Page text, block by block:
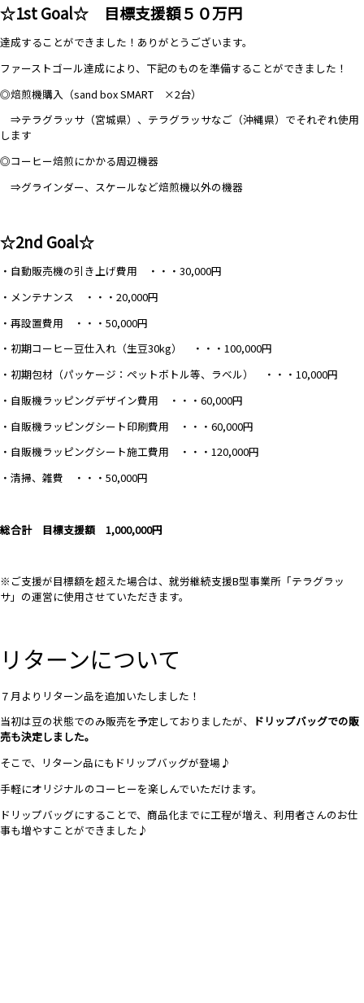
☆1st Goal☆ 目標支援額５０万円
達成することができました！ありがとうございます。
ファーストゴール達成により、下記のものを準備することができました！
◎焙煎機購入（sand box SMART ×2台）
⇒テラグラッサ（宮城県）、テラグラッサなご（沖縄県）でそれぞれ使用
します
◎コーヒー焙煎にかかる周辺機器
⇒グラインダー、スケールなど焙煎機以外の機器
☆2nd Goal☆
・自動販売機の引き上げ費用 ・・・30,000円
・メンテナンス ・・・20,000円
・再設置費用 ・・・50,000円
・初期コーヒー豆仕入れ（生豆30kg） ・・・100,000円
・初期包材（パッケージ：ペットボトル等、ラベル） ・・・10,000円
・自販機ラッピングデザイン費用 ・・・60,000円
・自販機ラッピングシート印刷費用 ・・・60,000円
・自販機ラッピングシート施工費用 ・・・120,000円
・清掃、雑費 ・・・50,000円
総合計 目標支援額 1,000,000円
※ご支援が目標額を超えた場合は、就労継続支援B型事業所「テラグラッ
サ」の運営に使用させていただきます。
リターンについて
７月よりリターン品を追加いたしました！
当初は豆の状態でのみ販売を予定しておりましたが、
ドリップバッグでの販
売も決定しました。
そこで、リターン品にもドリップバッグが登場♪
手軽にオリジナルのコーヒーを楽しんでいただけます。
ドリップバッグにすることで、商品化までに工程が増え、利用者さんのお仕
事も増やすことができました♪